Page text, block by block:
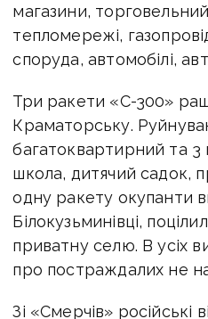
магазини,
тепломережі,
споруда, автомобілі,
Три ракети «С-300»
Краматорську.
багатоквартирний та 3
школа, дитячий садок,
одну ракету окупанти
Білокузьминівці,
приватну селю. В усіх
про постраждалих не
Зі «Смерчів» російські